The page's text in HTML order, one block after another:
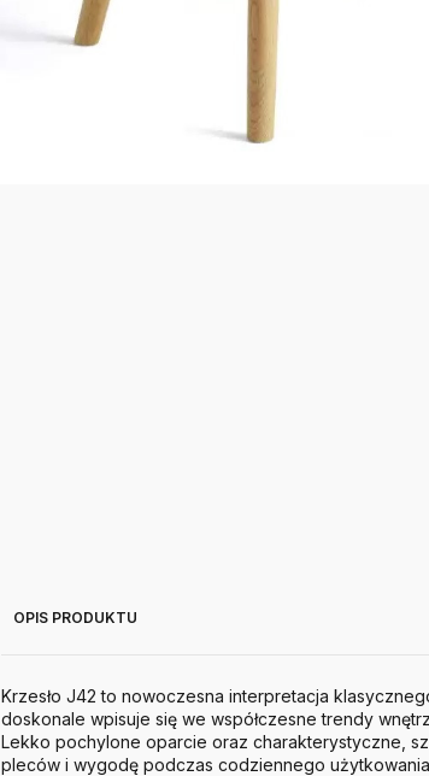
OPIS PRODUKTU
Krzesło J42 to nowoczesna interpretacja
doskonale wpisuje się we współczesne trendy
Lekko pochylone oparcie oraz charakterystyczne,
pleców i wygodę podczas codziennego